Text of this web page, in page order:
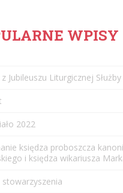
WPISY
Jubileuszu Liturgicznej Służby
2022
księdza proboszcza
i księdza wikariusza
stowarzyszenia